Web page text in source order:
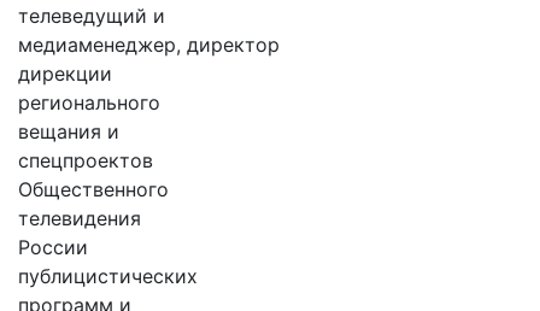
телеведущий и
медиаменеджер, директор
дирекции
регионального
вещания и
спецпроектов
Общественного
телевидения
России
публицистических
программ и